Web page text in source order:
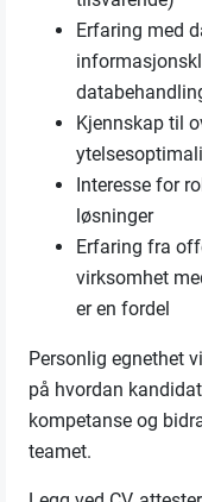
Erfaring med
Kjennskap til
Interesse for
løsninger
Erfaring fra
virksomhet
er en fordel
Personlig egnethet
på hvordan
kompetanse og
teamet.